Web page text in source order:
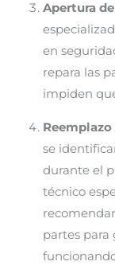
Apertura
en
repara las
impiden
se
durante el
técnico
partes para